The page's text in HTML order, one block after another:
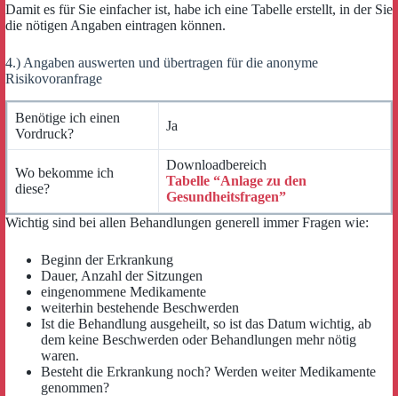
Damit es für Sie einfacher ist, habe ich eine Tabelle erstellt, in der Sie
die nötigen Angaben eintragen können.
4.) Angaben auswerten und übertragen für die anonyme
Risikovoranfrage
Benötige ich einen
Vordruck?
Ja
Wo bekomme ich
diese?
Downloadbereich
Tabelle “Anlage zu den
Gesundheitsfragen”
Wichtig sind bei allen Behandlungen generell immer Fragen wie:
Beginn der Erkrankung
Dauer, Anzahl der Sitzungen
eingenommene Medikamente
weiterhin bestehende Beschwerden
Ist die Behandlung ausgeheilt, so ist das Datum wichtig, ab
dem keine Beschwerden oder Behandlungen mehr nötig
waren.
Besteht die Erkrankung noch? Werden weiter Medikamente
genommen?